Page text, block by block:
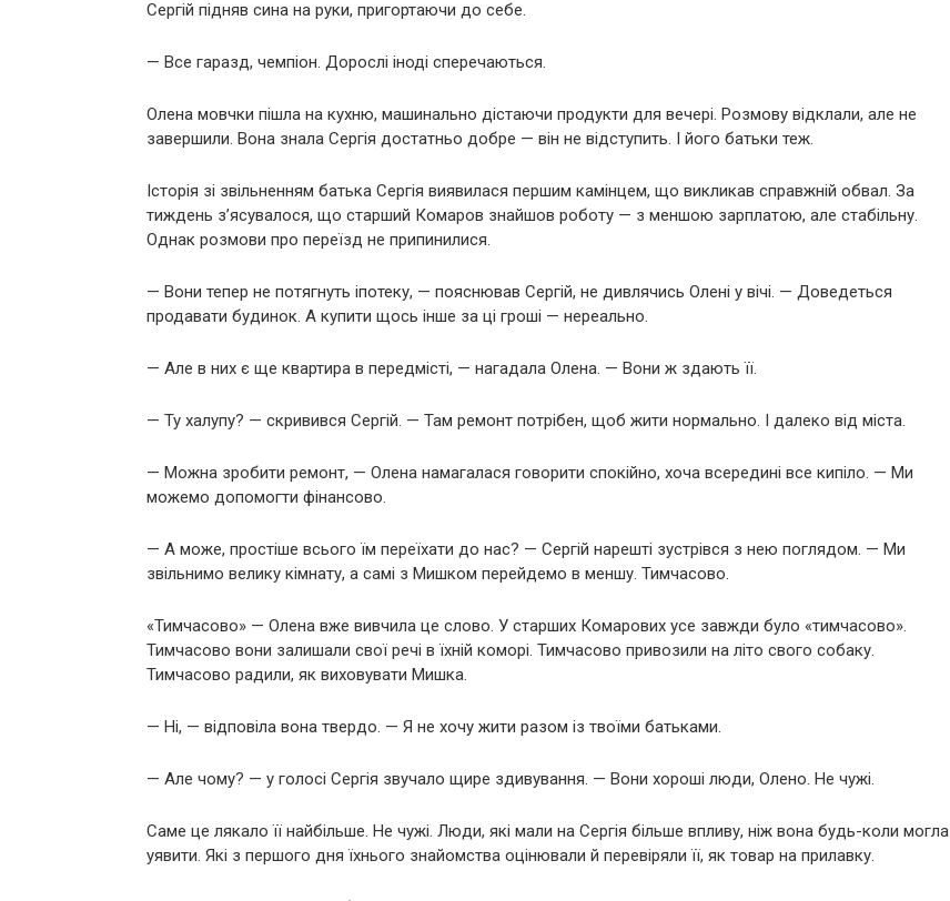
Сергій підняв сина на руки, пригортаючи до себе.
— Все гаразд, чемпіон. Дорослі іноді сперечаються.
Олена мовчки пішла на кухню, машинально дістаючи продукти для вечері. Розмову відклали, але не
завершили. Вона знала Сергія достатньо добре — він не відступить. І його батьки теж.
Історія зі звільненням батька Сергія виявилася першим камінцем, що викликав справжній обвал. За
тиждень з’ясувалося, що старший Комаров знайшов роботу — з меншою зарплатою, але стабільну.
Однак розмови про переїзд не припинилися.
— Вони тепер не потягнуть іпотеку, — пояснював Сергій, не дивлячись Олені у вічі. — Доведеться
продавати будинок. А купити щось інше за ці гроші — нереально.
— Але в них є ще квартира в передмісті, — нагадала Олена. — Вони ж здають її.
— Ту халупу? — скривився Сергій. — Там ремонт потрібен, щоб жити нормально. І далеко від міста.
— Можна зробити ремонт, — Олена намагалася говорити спокійно, хоча всередині все кипіло. — Ми
можемо допомогти фінансово.
— А може, простіше всього їм переїхати до нас? — Сергій нарешті зустрівся з нею поглядом. — Ми
звільнимо велику кімнату, а самі з Мишком перейдемо в меншу. Тимчасово.
«Тимчасово» — Олена вже вивчила це слово. У старших Комарових усе завжди було «тимчасово».
Тимчасово вони залишали свої речі в їхній коморі. Тимчасово привозили на літо свого собаку.
Тимчасово радили, як виховувати Мишка.
— Ні, — відповіла вона твердо. — Я не хочу жити разом із твоїми батьками.
— Але чому? — у голосі Сергія звучало щире здивування. — Вони хороші люди, Олено. Не чужі.
Саме це лякало її найбільше. Не чужі. Люди, які мали на Сергія більше впливу, ніж вона будь-коли могла
уявити. Які з першого дня їхнього знайомства оцінювали й перевіряли її, як товар на прилавку.